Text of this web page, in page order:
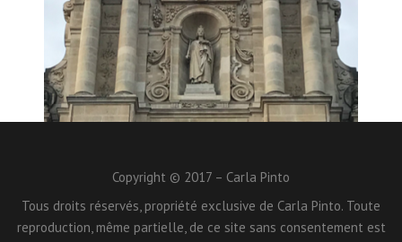
Copyright © 2017 – Carla Pinto
Tous droits réservés, propriété exclusive de Carla Pinto. Toute
reproduction, même partielle, de ce site sans consentement est